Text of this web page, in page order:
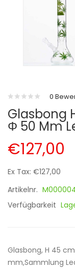
0
Glasbong
Φ 50 Mm
€127,00
Ex Tax: €127,00
Artikelnr.
Verfügbarkeit
Glasbong, H 45
mm,Sammlung